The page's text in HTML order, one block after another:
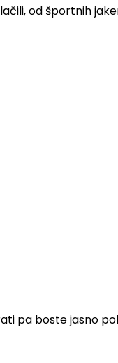
od športnih
pa boste jasno